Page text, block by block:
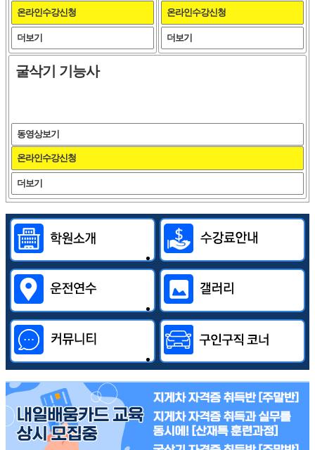
더보기
온라인수강신청
더보기
온라인수강신청
굴삭기 기능사
더보기
온라인수강신청
동영상보기